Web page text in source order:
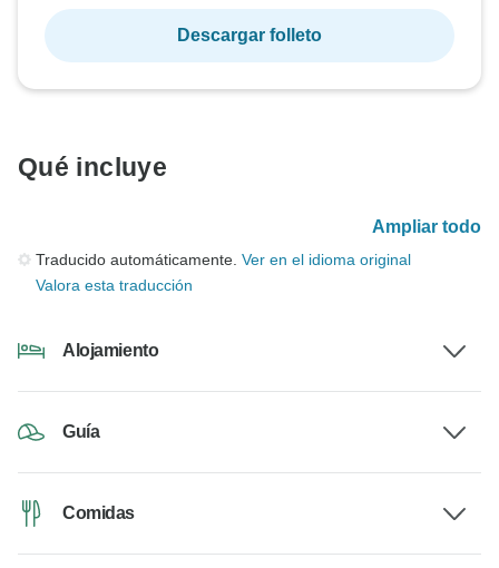
Descargar folleto
Qué incluye
Ampliar todo
Traducido automáticamente. Ver en el idioma original
Valora esta traducción
Alojamiento
Guía
Comidas